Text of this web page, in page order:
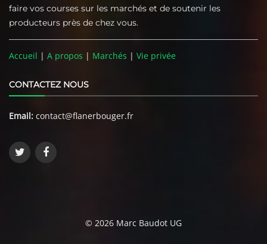
faire vos courses sur les marchés et de soutenir les
producteurs près de chez vous.
Accueil | A propos | Marchés | Vie privée
CONTACTEZ NOUS
Email: contact@flanerbouger.fr
© 2026 Marc Baudot UG